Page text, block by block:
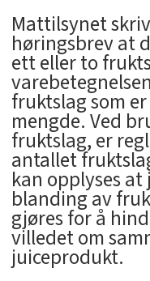
Mattilsynet
høringsbrev at
ett eller to
fruktslag som
mengde. Ved
fruktslag, er
antallet
kan opplyses
blanding av
gjøres for å
villedet om
juiceprodukt.